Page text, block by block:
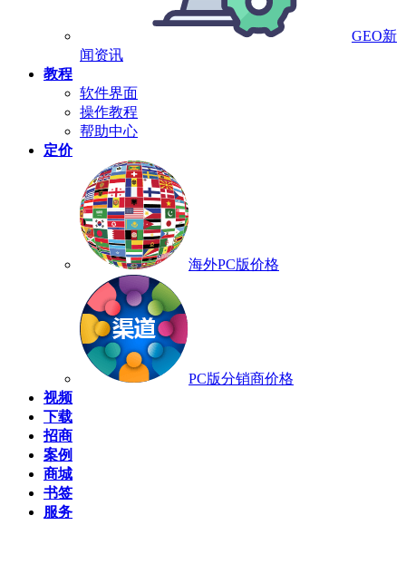
GEO新
闻资讯
教程
软件界面
操作教程
帮助中心
定价
海外PC版价格
PC版分销商价格
视频
下载
招商
案例
商城
书签
服务